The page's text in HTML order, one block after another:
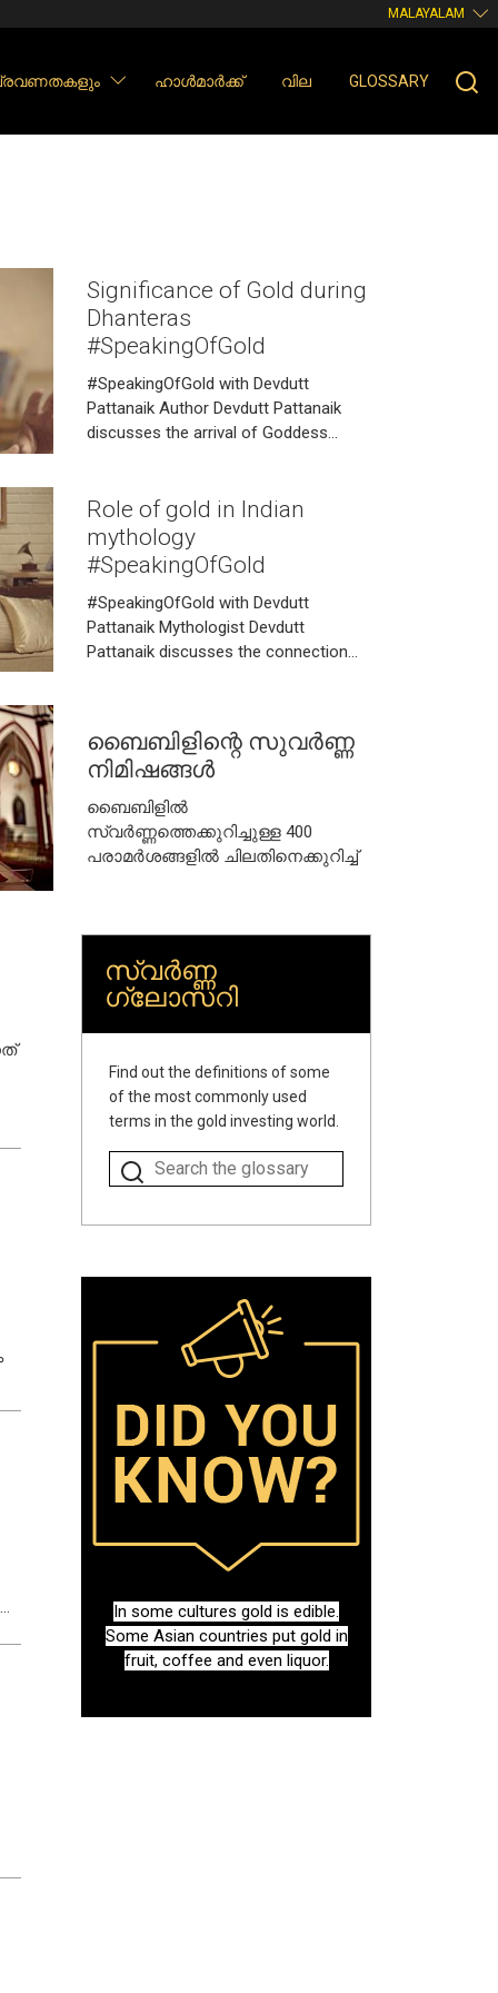
MALAYALAM
ഹാൾമാർക്ക് വില GLOSSARY
Significance of Gold during
Dhanteras
#SpeakingOfGold
#SpeakingOfGold with Devdutt
Pattanaik Author Devdutt Pattanaik
discusses the arrival of Goddess
Dhanteras for bringing gold into your
home. “#SpeakingOfGold with Devdutt
Pattanaik
Role of gold in Indian
mythology
#SpeakingOfGold
#SpeakingOfGold with Devdutt
Pattanaik Mythologist Devdutt
Pattanaik discusses the connection
ബൈബിളിന്റെ സുവർണ്ണ
നിമിഷങ്ങൾ
ബൈബിളിൽ
സ്വർണ്ണത്തെക്കുറിച്ചുള്ള 400
പരാമർശങ്ങളിൽ ചിലതിനെക്കുറിച്ച്
സ്വർണ്ണ
ഗ്ലോസറി
Find out the definitions of some
of the most commonly used
terms in the gold investing world.
In some cultures gold is edible.
Some Asian countries put gold in
fruit, coffee and even liquor.